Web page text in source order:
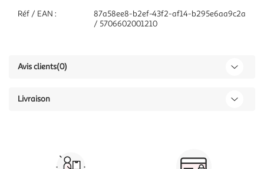
Réf / EAN :
87a58ee8-b2ef-43f2-af14-b295e6aa9c2a
/ 5706602001210
Avis clients(0)
Livraison